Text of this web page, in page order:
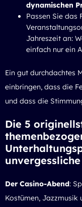
dynamischen
Passen Sie das
Jahreszeit an:
einfach nur ein
Ein gut durchdachtes
einbringen, dass die
und dass die
Die 5
Der Casino-Abend:
Kostümen,